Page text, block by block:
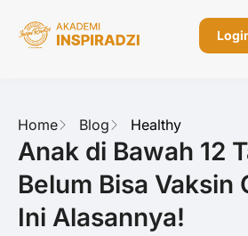
Home Blog Healthy
Anak di Bawah 12
Belum Bisa Vaksin
Ini Alasannya!